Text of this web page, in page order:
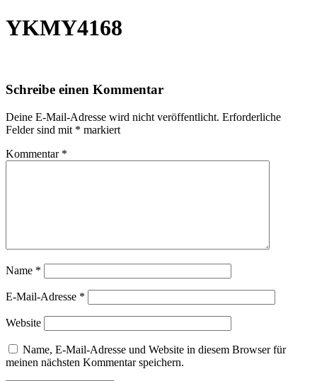
YKMY4168
Schreibe einen Kommentar
Deine E-Mail-Adresse wird nicht veröffentlicht. Erforderliche
Felder sind mit * markiert
Kommentar *
Name *
E-Mail-Adresse *
Website
Name, E-Mail-Adresse und Website in diesem Browser für
meinen nächsten Kommentar speichern.